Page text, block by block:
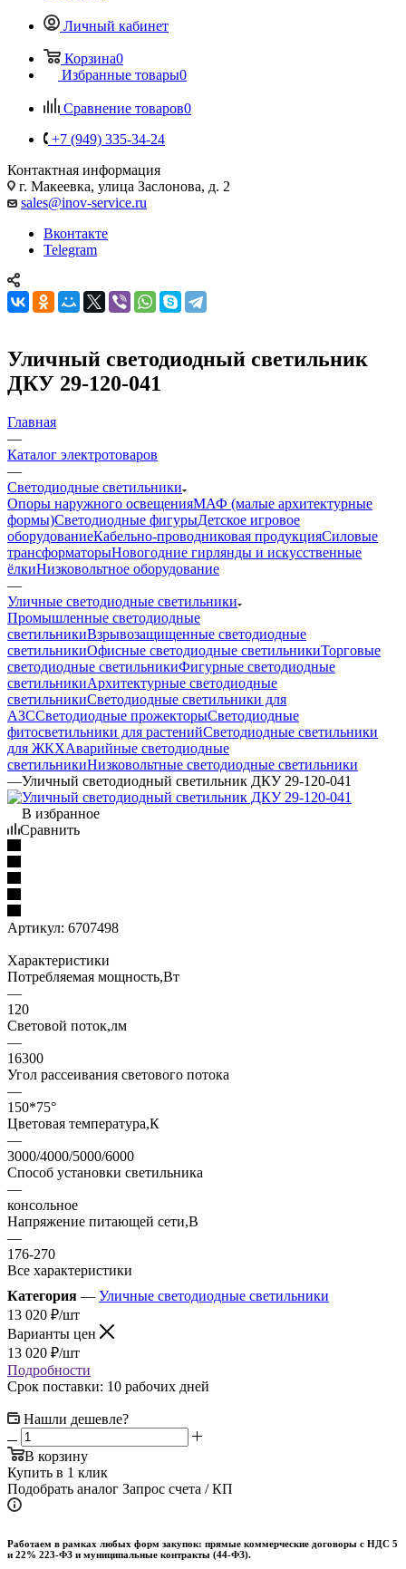
Личный кабинет
Корзина0
Избранные товары0
Сравнение товаров0
+7 (949) 335-34-24
Контактная информация
г. Макеевка, улица Заслонова, д. 2
sales@inov-service.ru
Вконтакте
Telegram
Уличный светодиодный светильник
ДКУ 29-120-041
Главная
—
Каталог электротоваров
—
Светодиодные светильники
Опоры наружного освещенияМАФ (малые архитектурные
формы)Светодиодные фигурыДетское игровое
оборудованиеКабельно-проводниковая продукцияСиловые
трансформаторыНовогодние гирлянды и искусственные
ёлкиНизковольтное оборудование
—
Уличные светодиодные светильники
Промышленные светодиодные
светильникиВзрывозащищенные светодиодные
светильникиОфисные светодиодные светильникиТорговые
светодиодные светильникиФигурные светодиодные
светильникиАрхитектурные светодиодные
светильникиСветодиодные светильники для
АЗССветодиодные прожекторыСветодиодные
фитосветильники для растенийСветодиодные светильники
для ЖКХАварийные светодиодные
светильникиНизковольтные светодиодные светильники
—Уличный светодиодный светильник ДКУ 29-120-041
В избранное
Сравнить
Артикул: 6707498
Характеристики
Потребляемая мощность,Вт
—
120
Световой поток,лм
—
16300
Угол рассеивания светового потока
—
150*75°
Цветовая температура,К
—
3000/4000/5000/6000
Способ установки светильника
—
консольное
Напряжение питающей сети,В
—
176-270
Все характеристики
Категория — Уличные светодиодные светильники
13 020 ₽/шт
Варианты цен
13 020 ₽/шт
Подробности
Срок поставки: 10 рабочих дней
Нашли дешевле?
В корзину
Купить в 1 клик
Подобрать аналог Запрос счета / КП
Работаем в рамках любых форм закупок: прямые коммерческие договоры с НДС 5
и 22% 223-ФЗ и муниципальные контракты (44-ФЗ).